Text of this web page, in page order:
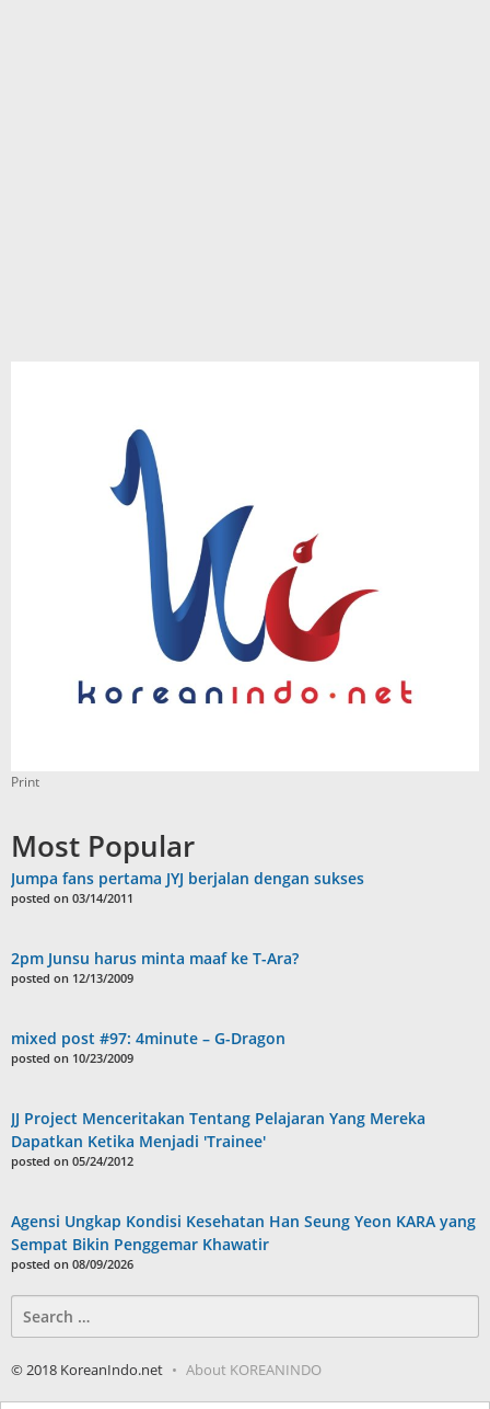
Print
Most Popular
Jumpa fans pertama JYJ berjalan dengan sukses
posted on 03/14/2011
2pm Junsu harus minta maaf ke T-Ara?
posted on 12/13/2009
mixed post #97: 4minute – G-Dragon
posted on 10/23/2009
JJ Project Menceritakan Tentang Pelajaran Yang Mereka
Dapatkan Ketika Menjadi 'Trainee'
posted on 05/24/2012
Agensi Ungkap Kondisi Kesehatan Han Seung Yeon KARA yang
Sempat Bikin Penggemar Khawatir
posted on 08/09/2026
for:
© 2018 KoreanIndo.net About KOREANINDO